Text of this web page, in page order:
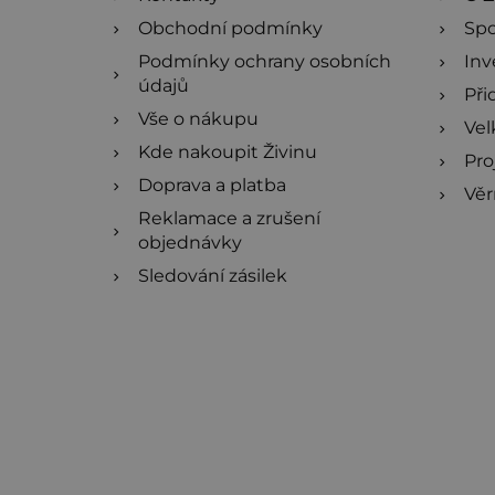
Obchodní podmínky
Podmínky ochrany osobních
údajů
Vše o nákupu
Kde nakoupit Živinu
Doprava a platba
Reklamace a zrušení
objednávky
Sledování zásilek